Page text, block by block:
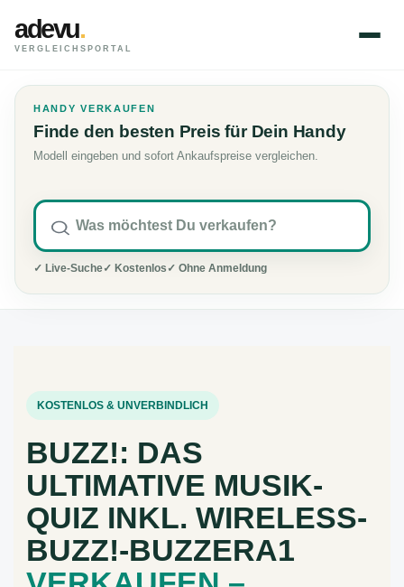
adevu.
VERGLEICHSPORTAL
HANDY VERKAUFEN
Finde den besten Preis für Dein Handy
Modell eingeben und sofort Ankaufspreise vergleichen.
✓ Live-Suche✓ Kostenlos ✓ Ohne Anmeldung
KOSTENLOS & UNVERBINDLICH
BUZZ!: DAS
ULTIMATIVE MUSIK-
QUIZ INKL. WIRELESS-
BUZZ!-BUZZERA1